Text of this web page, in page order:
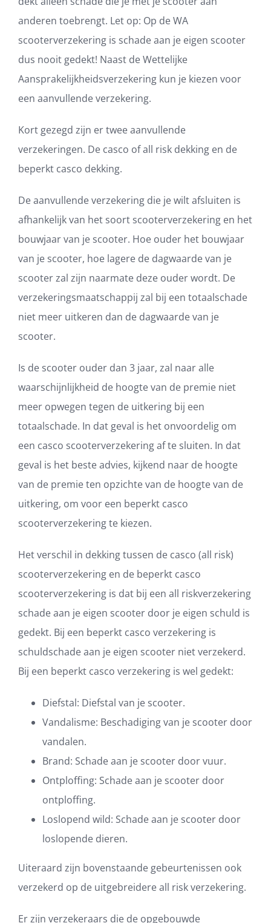
anderen toebrengt. Let op: Op de WA
scooterverzekering is schade aan je eigen scooter
dus nooit gedekt! Naast de Wettelijke
Aansprakelijkheidsverzekering kun je kiezen voor
een aanvullende verzekering.
Kort gezegd zijn er twee aanvullende
verzekeringen. De casco of all risk dekking en de
beperkt casco dekking.
De aanvullende verzekering die je wilt afsluiten is
afhankelijk van het soort scooterverzekering en het
bouwjaar van je scooter. Hoe ouder het bouwjaar
van je scooter, hoe lagere de dagwaarde van je
scooter zal zijn naarmate deze ouder wordt. De
verzekeringsmaatschappij zal bij een totaalschade
niet meer uitkeren dan de dagwaarde van je
scooter.
Is de scooter ouder dan 3 jaar, zal naar alle
waarschijnlijkheid de hoogte van de premie niet
meer opwegen tegen de uitkering bij een
totaalschade. In dat geval is het onvoordelig om
een casco scooterverzekering af te sluiten. In dat
geval is het beste advies, kijkend naar de hoogte
van de premie ten opzichte van de hoogte van de
uitkering, om voor een beperkt casco
scooterverzekering te kiezen.
Het verschil in dekking tussen de casco (all risk)
scooterverzekering en de beperkt casco
scooterverzekering is dat bij een all riskverzekering
schade aan je eigen scooter door je eigen schuld is
gedekt. Bij een beperkt casco verzekering is
schuldschade aan je eigen scooter niet verzekerd.
Bij een beperkt casco verzekering is wel gedekt:
Diefstal: Diefstal van je scooter.
Vandalisme: Beschadiging van je scooter door
vandalen.
Brand: Schade aan je scooter door vuur.
Ontploffing: Schade aan je scooter door
ontploffing.
Loslopend wild: Schade aan je scooter door
loslopende dieren.
Uiteraard zijn bovenstaande gebeurtenissen ook
verzekerd op de uitgebreidere all risk verzekering.
Er zijn verzekeraars die de opgebouwde